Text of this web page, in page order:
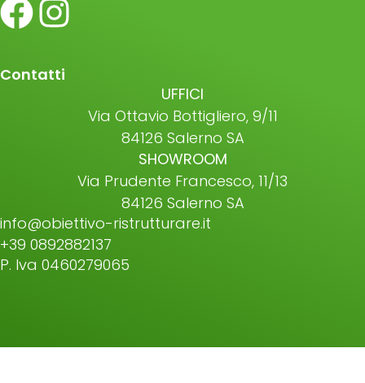
Contatti
UFFICI
Via Ottavio Bottigliero, 9/11
84126 Salerno SA
SHOWROOM
Via Prudente Francesco, 11/13
84126 Salerno SA
info@obiettivo-ristrutturare.it
+39 0892882137
P. Iva 0460279065